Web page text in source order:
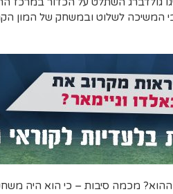
מכמה סיבות – כי הוא היה